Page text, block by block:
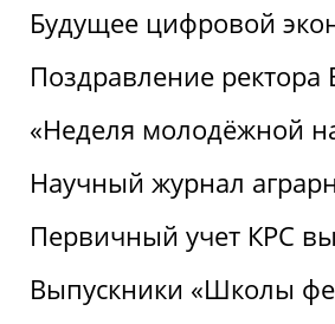
Будущее цифровой
Поздравление
«Неделя молодёжной
Научный журнал
Первичный учет КРС
Выпускники «Школы